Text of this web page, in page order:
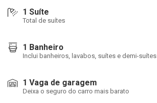
1 Suíte
Total de suítes
1 Banheiro
Inclui banheiros, lavabos, suítes e demi-suítes
1 Vaga de garagem
Deixa o seguro do carro mais barato